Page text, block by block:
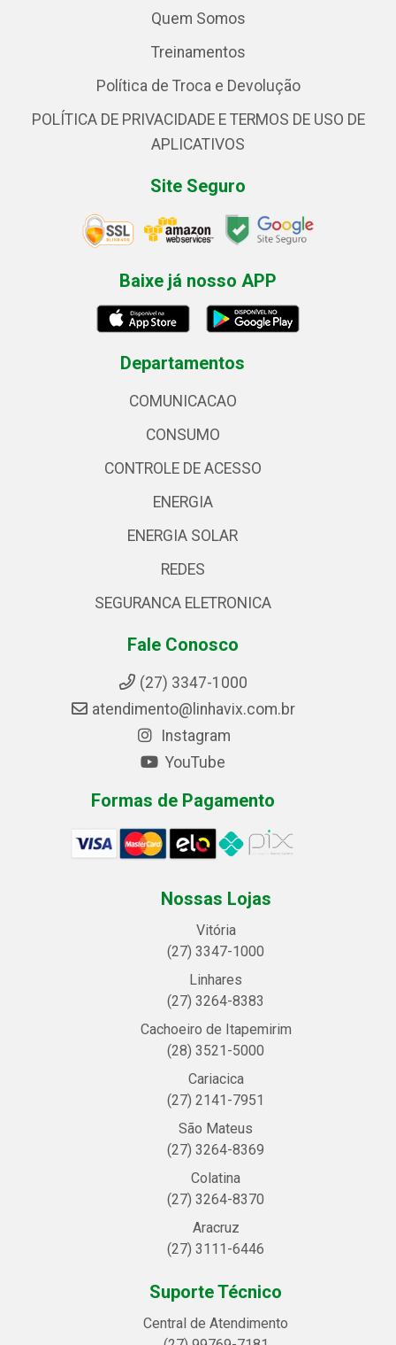
Quem Somos
Treinamentos
Política de Troca e Devolução
POLÍTICA DE PRIVACIDADE E TERMOS DE USO DE
APLICATIVOS
Site Seguro
Baixe já nosso APP
Departamentos
COMUNICACAO
CONSUMO
CONTROLE DE ACESSO
ENERGIA
ENERGIA SOLAR
REDES
SEGURANCA ELETRONICA
Fale Conosco
(27) 3347-1000
atendimento@linhavix.com.br
Instagram
YouTube
Formas de Pagamento
Nossas Lojas
Vitória
(27) 3347-1000
Linhares
(27) 3264-8383
Cachoeiro de Itapemirim
(28) 3521-5000
Cariacica
(27) 2141-7951
São Mateus
(27) 3264-8369
Colatina
(27) 3264-8370
Aracruz
(27) 3111-6446
Suporte Técnico
Central de Atendimento